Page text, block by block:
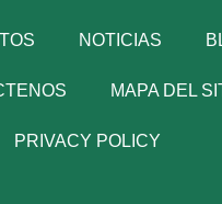
NOTICIAS
MAPA DEL
PRIVACY POLICY